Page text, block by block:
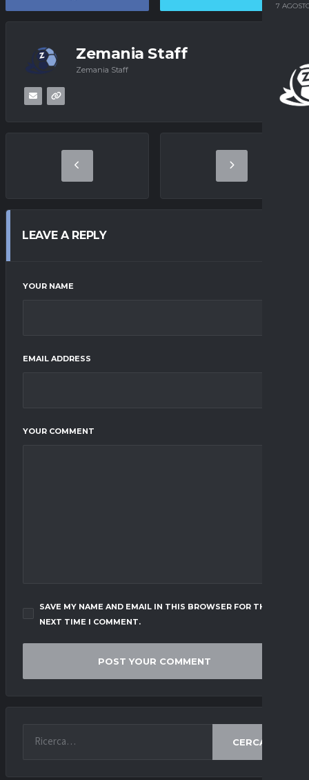
7
Zemania Staff
Zemania Staff
LEAVE A REPLY
YOUR NAME
EMAIL ADDRESS
YOUR COMMENT
SAVE MY NAME AND EMAIL IN THIS BROWSER FOR THE
NEXT TIME I COMMENT.
CERCA